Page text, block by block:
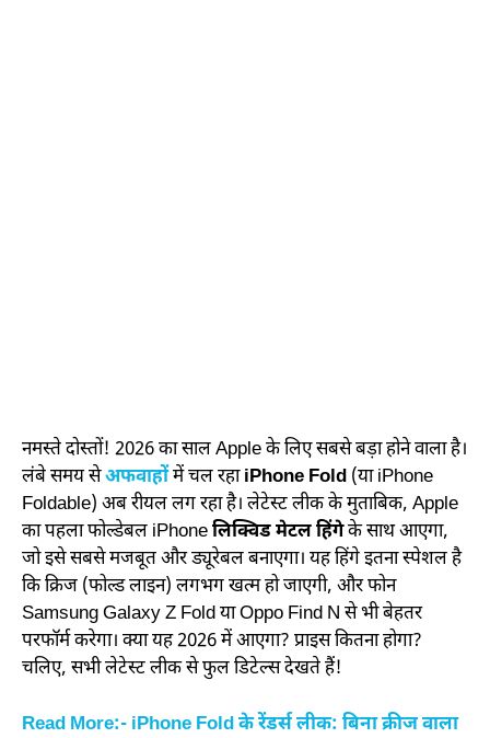
नमस्ते दोस्तों! 2026 का साल Apple के लिए सबसे बड़ा होने वाला है।
लंबे समय सेअफवाहोंमें चल रहाiPhone Fold (या iPhone
Foldable) अब रीयल लग रहा है। लेटेस्ट लीक के मुताबिक, Apple
का पहला फोल्डेबल iPhoneलिक्विड मेटल हिंगेके साथ आएगा,
जो इसे सबसे मजबूत और ड्यूरेबल बनाएगा। यह हिंगे इतना स्पेशल है
कि क्रिज (फोल्ड लाइन) लगभग खत्म हो जाएगी, और फोन
Samsung Galaxy Z Fold या Oppo Find N से भी बेहतर
परफॉर्म करेगा। क्या यह 2026 में आएगा? प्राइस कितना होगा?
चलिए, सभी लेटेस्ट लीक से फुल डिटेल्स देखते हैं!
Read More:- iPhone Fold के रेंडर्स लीक: बिना क्रीज वाला